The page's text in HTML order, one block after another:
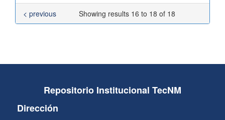
Showing results 16 to 18 of 18
< previous
Repositorio Institucional TecNM
Dirección